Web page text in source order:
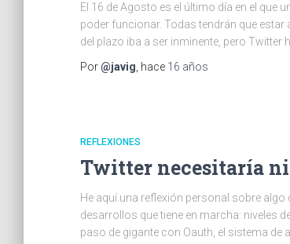
El 16 de Agosto es el último día en el que
poder funcionar. Todas tendrán que
del plazo iba a ser inminente, pero Twitter
Por@javig , hace 16 años
REFLEXIONES
Twitter necesitaría
He aquí una reflexión personal sobre
desarrollos que tiene en marcha: niveles
paso de gigante con Oauth, el sistema de